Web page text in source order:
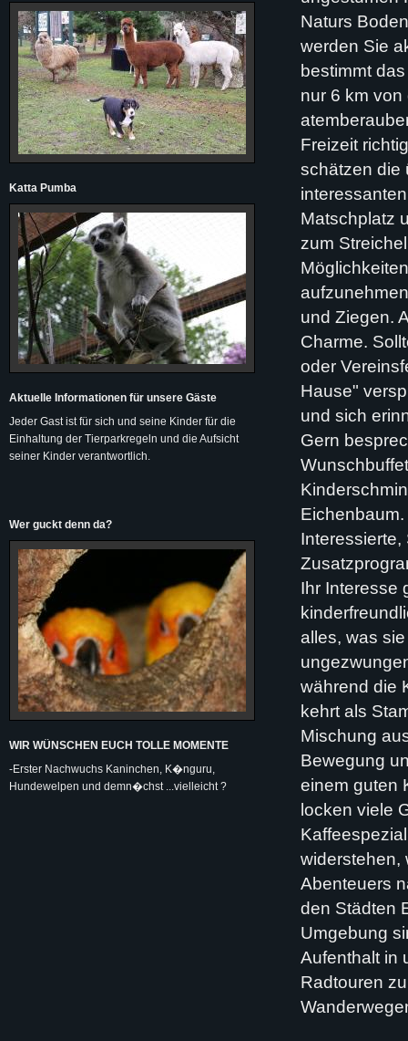
Katta Pumba
Aktuelle Informationen für unsere Gäste
Jeder Gast ist für sich und seine Kinder für die
Einhaltung der Tierparkregeln und die Aufsicht
seiner Kinder verantwortlich.
Wer guckt denn da?
WIR WÜNSCHEN EUCH TOLLE MOMENTE
-Erster Nachwuchs Kaninchen, K�nguru,
Hundewelpen und demn�chst ...vielleicht ?
Naturs
werden Sie
bestimmt
nur 6 km von
Freizeit
schätzen die
Matschplatz
zum
und Ziegen.
Charme.
oder
Hause"
und sich
Gern
Ihr Interesse
alles, was
während die
kehrt als
Mischung
Bewegung
einem guten
locken viele
widerstehen,
Abenteuers
den Städten
Umgebung
Aufenthalt in
Radtouren